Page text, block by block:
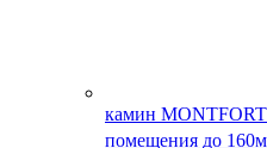
камин MONTFORT
помещения до 160м